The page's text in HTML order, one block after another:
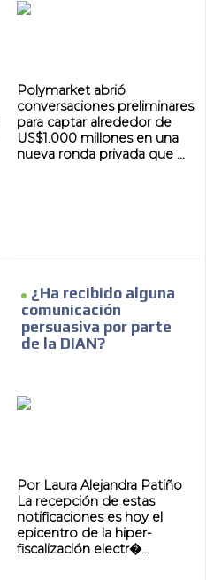
Polymarket abrió
conversaciones preliminares
para captar alrededor de
US$1.000 millones en una
nueva ronda privada que ...
¿Ha recibido alguna
comunicación
persuasiva por parte
de la DIAN?
Por Laura Alejandra Patiño
La recepción de estas
notificaciones es hoy el
epicentro de la hiper-
fiscalización electr�...
ADVERTISEMENT